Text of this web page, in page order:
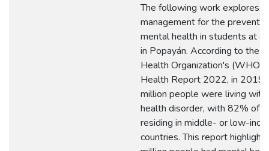
The following work explores
management for the
mental health in students at a
in Popayán. According to the
Health Organization's (WHO)
Health Report 2022, in
million people were living with
health disorder, with 82% of
residing in middle- or low-
countries. This report